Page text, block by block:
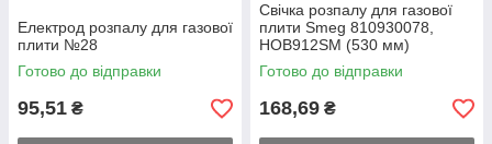
Електрод розпалу для газової
плити №28
Готово до відправки
95,51 ₴
Свічка розпалу для газової
плити Smeg 810930078,
HOB912SM (530 мм)
Готово до відправки
168,69 ₴